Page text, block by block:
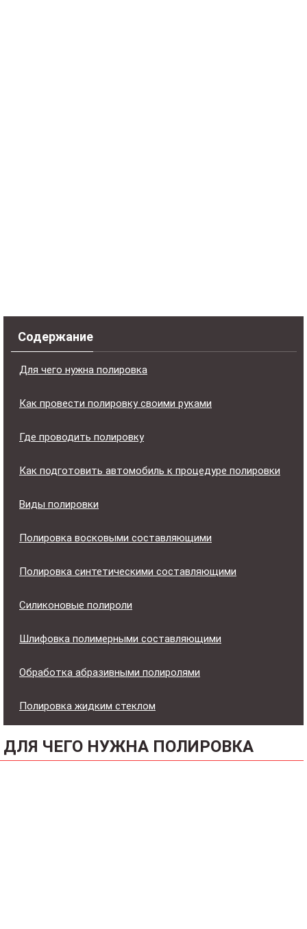
Содержание
Для чего нужна полировка
Как провести полировку своими руками
Где проводить полировку
Как подготовить автомобиль к процедуре полировки
Виды полировки
Полировка восковыми составляющими
Полировка синтетическими составляющими
Силиконовые полироли
Шлифовка полимерными составляющими
Обработка абразивными полиролями
Полировка жидким стеклом
ДЛЯ ЧЕГО НУЖНА ПОЛИРОВКА